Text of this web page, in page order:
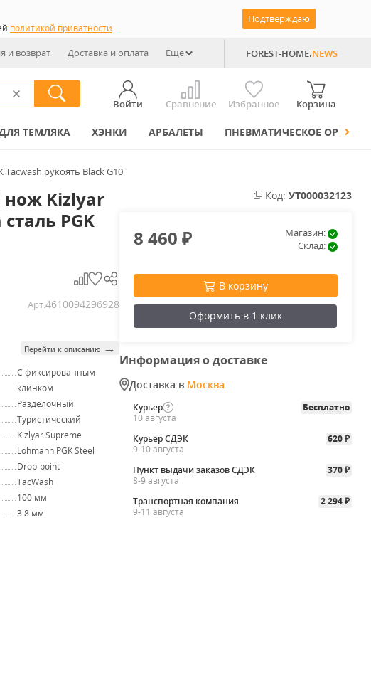
политикой приватности.
Подтверждаю
и возврат Доставка и оплата Еще FOREST-HOME.NEWS
Войти Сравнение Избранное Корзина
ТЕМЛЯКА ХЭНКИ АРБАЛЕТЫ ПНЕВМАТИЧЕСКОЕ ОРУЖИЕ
рукоять Black G10
нож Kizlyar
PGK
Арт.4610094296928
Перейти к описанию →
С фиксированным
клинком
Разделочный
Туристический
Kizlyar Supreme
Lohmann PGK Steel
Drop-point
TacWash
100 мм
3.8 мм
Код: УТ000032123
8 460₽
Магазин:
Склад:
В корзину
Оформить в 1 клик
Информация о доставке
Доставка в Москва
Курьер
Бесплатно
10 августа
Курьер СДЭК
620 ₽
9-10 августа
Пункт выдачи заказов СДЭК
370 ₽
8-9 августа
Транспортная компания
2 294 ₽
9-11 августа